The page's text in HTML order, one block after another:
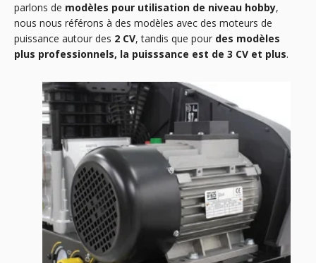
parlons de modèles pour utilisation de niveau hobby,
nous nous référons à des modèles avec des moteurs de
puissance autour des 2 CV, tandis que pour des modèles
plus professionnels, la puisssance est de 3 CV et plus.